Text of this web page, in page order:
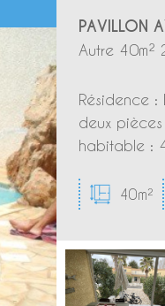
PAVILLON
Autre 40m²
Résidence :
deux
habitable :
40m²